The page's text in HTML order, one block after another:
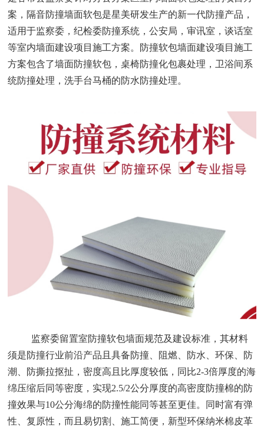
案，隔音防撞墙面软包是星美研发生产的新一代防撞产品，
适用于监察委，纪检委防撞系统，公安局，审讯室，谈话室
等室内墙面建设项目施工方案。防撞软包墙面建设项目施工
方案包含了墙面防撞软包，桌椅防撞化包裹处理，卫浴间系
统防撞处理，洗手台马桶的防水防撞处理。
监察委留置室防撞软包墙面规范及建设标准，其材料
须是防撞行业前沿产品且具备防撞、阻燃、防水、环保、防
潮、防撕拉抠扯，密度高且比厚度较低，同比2-3倍厚度的海
绵压缩后同等密度，实现2.5/2公分厚度的高密度防撞棉的防
撞效果与10公分海绵的防撞性能同等甚至更佳。同时富有弹
性、复原性，而且易切割、施工简便，新型环保纳米棉皮革